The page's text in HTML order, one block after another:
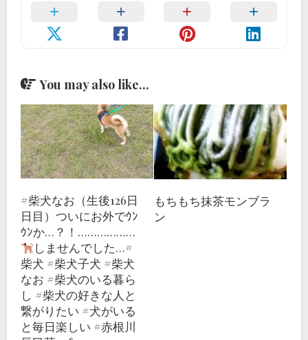
You may also like...
#柴犬なお（生後126日
日目）ついにお外でｳﾝ
ｳﾝか…？！………………
しませんでした…#
柴犬 #柴犬子犬 #柴犬
なお #柴犬のいる暮ら
し #柴犬の好きな人と
繋がりたい #犬がいる
と毎日楽しい #赤根川
もちもち抹茶モンブラ
ン